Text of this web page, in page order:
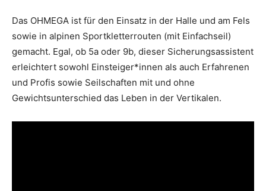
Das OHMEGA ist für den Einsatz in der Halle und am Fels
sowie in alpinen Sportkletterrouten (mit Einfachseil)
gemacht. Egal, ob 5a oder 9b, dieser Sicherungsassistent
erleichtert sowohl Einsteiger*innen als auch Erfahrenen
und Profis sowie Seilschaften mit und ohne
Gewichtsunterschied das Leben in der Vertikalen.